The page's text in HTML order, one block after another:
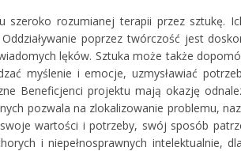
szeroko rozumianej terapii przez sztukę.
poprzez twórczość jest
lęków. Sztuka może także
myślenie i emocje, uzmysławiać
Beneficjenci projektu mają okazję
pozwala na zlokalizowanie problemu,
wartości i potrzeby, swój sposób
i niepełnosprawnych intelektualnie,